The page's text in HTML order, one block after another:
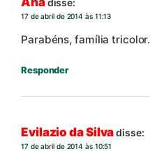
17 de abril de 2014 às 11:13
Parabéns, família tricolor.
Responder
Evilazio da Silvadisse:
17 de abril de 2014 às 10:51